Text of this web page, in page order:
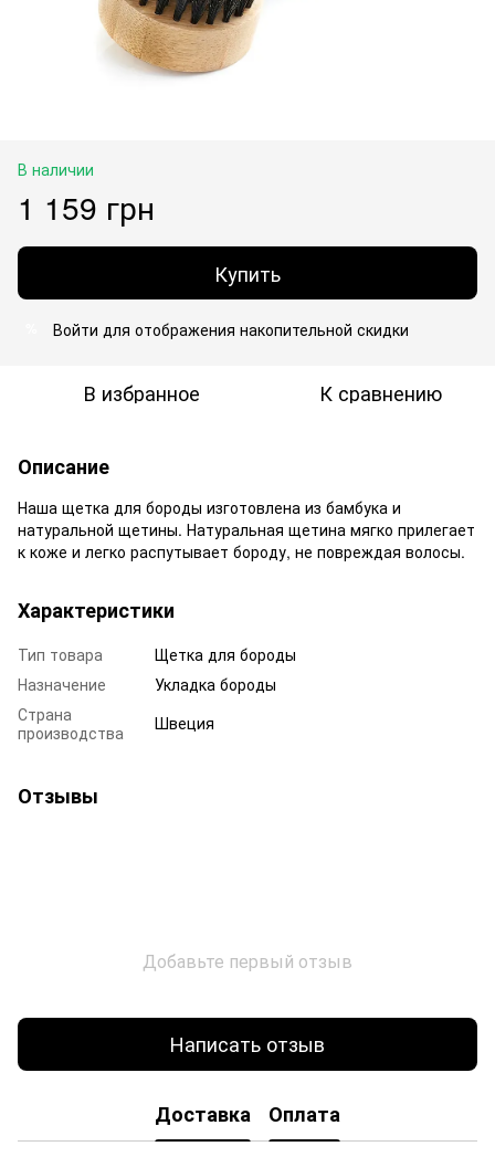
В наличии
1 159 грн
Купить
Войти для отображения накопительной скидки
В избранное К сравнению
Описание
Наша щетка для бороды изготовлена ​​из бамбука и
натуральной щетины. Натуральная щетина мягко прилегает
к коже и легко распутывает бороду, не повреждая волосы.
Характеристики
Тип товара
Щетка для бороды
Назначение
Укладка бороды
Страна
производства
Швеция
Отзывы
Добавьте первый отзыв
Написать отзыв
Доставка Оплата